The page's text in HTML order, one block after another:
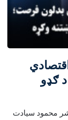
ګډو
محمود سیادت